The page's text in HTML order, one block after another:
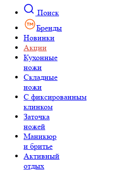
Поиск
Бренды
Новинки
Акции
Кухонные
ножи
Складные
ножи
C фиксированным
клинком
Заточка
ножей
Маникюр
и бритье
Активный
отдых